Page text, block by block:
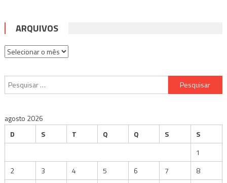
ARQUIVOS
Arquivos
Pesquisar
por:
agosto 2026
D
S T Q Q S
S
1
2
3 4 5 6 7 8